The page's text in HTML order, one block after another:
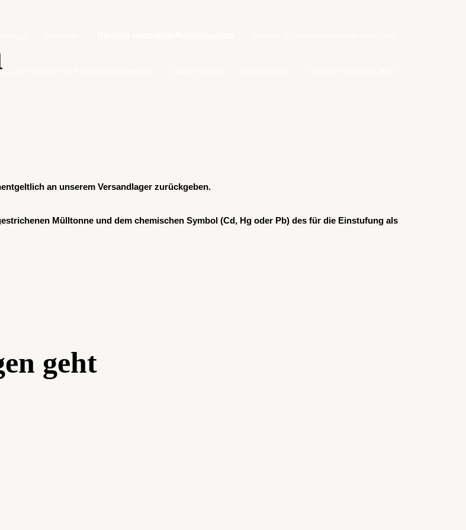
zu Elektro- und Elektronikgeräten
an unserem Versandlager zurückgeben.
Mülltonne und dem chemischen Symbol (Cd, Hg oder Pb) des für die Einstufung als
geht